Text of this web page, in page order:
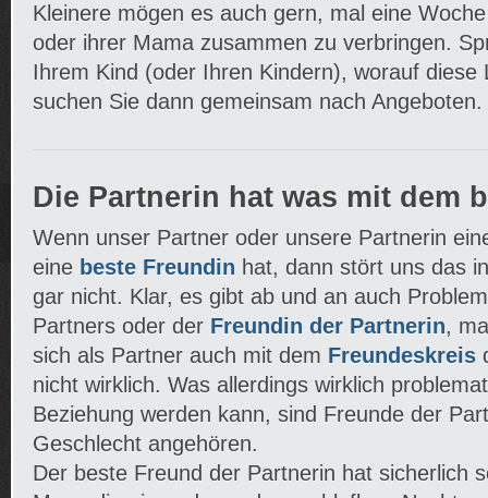
Kleinere mögen es auch gern, mal eine
oder ihrer Mama zusammen zu verbringen.
Ihrem Kind (oder Ihren Kindern), worauf diese
suchen Sie dann gemeinsam nach Angeboten.
Die Partnerin hat was mit dem
Wenn unser Partner oder unsere Partnerin
eine beste Freundin hat, dann stört uns das
gar nicht. Klar, es gibt ab und an auch
Partners oder der Freundin der Partnerin,
sich als Partner auch mit dem Freundeskreis
nicht wirklich. Was allerdings wirklich
Beziehung werden kann, sind Freunde der
Geschlecht angehören.
Der beste Freund der Partnerin hat sicherlich